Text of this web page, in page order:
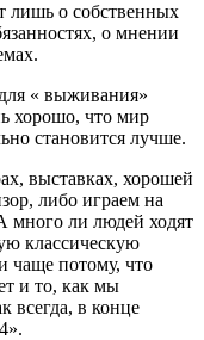
лишь о собственных
о мнении
« выживания»
хорошо, что мир
становится лучше.
выставках, хорошей
либо играем на
много ли людей ходят
классическую
чаще потому, что
и то, как мы
всегда, в конце